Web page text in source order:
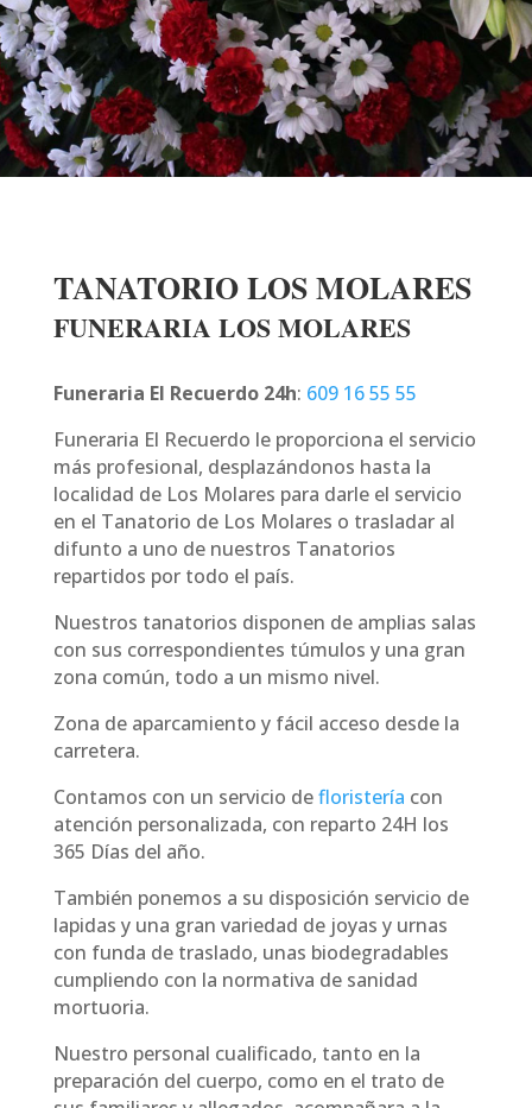
TANATORIO LOS MOLARES
FUNERARIA LOS MOLARES
Funeraria El Recuerdo 24h: 609 16 55 55
Funeraria El Recuerdo le proporciona el servicio
más profesional, desplazándonos hasta la
localidad de Los Molares para darle el servicio
en el Tanatorio de Los Molares o trasladar al
difunto a uno de nuestros Tanatorios
repartidos por todo el país.
Nuestros tanatorios disponen de amplias salas
con sus correspondientes túmulos y una gran
zona común, todo a un mismo nivel.
Zona de aparcamiento y fácil acceso desde la
carretera.
Contamos con un servicio defloristería con
atención personalizada, con reparto 24H los
365 Días del año.
También ponemos a su disposición servicio de
lapidas y una gran variedad de joyas y urnas
con funda de traslado, unas biodegradables
cumpliendo con la normativa de sanidad
mortuoria.
Nuestro personal cualificado, tanto en la
preparación del cuerpo, como en el trato de